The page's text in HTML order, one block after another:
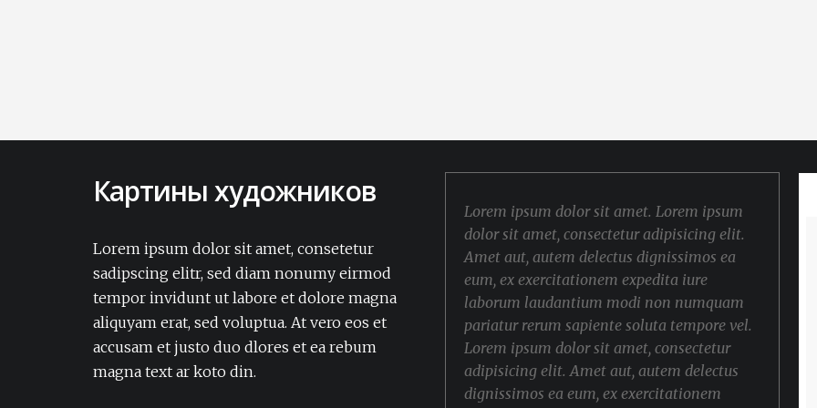
Картины художников
Lorem ipsum dolor sit amet, consetetur
sadipscing elitr, sed diam nonumy eirmod
tempor invidunt ut labore et dolore magna
aliquyam erat, sed voluptua. At vero eos et
accusam et justo duo dlores et ea rebum
magna text ar koto din.
Lorem ipsum dolor sit amet, consectetur
dignissimos ea eum, ex exercitationem
expedita iure laborum laudantium modi
non numquam pariatur rerum sapiente
soluta tempore vel.Lorem ipsum dolor sit
amet, consectetur adipisicing elit. Amet aut,
autem delectus dignissimos ea eum, ex
Lorem ipsum dolor sit amet. Lorem ipsum
dolor sit amet, consectetur adipisicing elit.
Amet aut, autem delectus dignissimos ea
eum, ex exercitationem expedita iure
laborum laudantium modi non numquam
pariatur rerum sapiente soluta tempore vel.
Lorem ipsum dolor sit amet, consectetur
adipisicing elit. Amet aut, autem delectus
dignissimos ea eum, ex exercitationem